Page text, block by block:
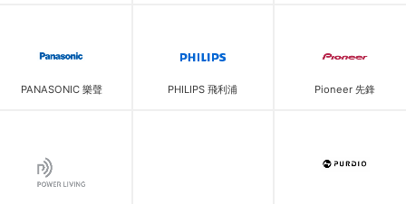
PANASONIC 樂聲 PHILIPS 飛利浦 Pioneer 先鋒